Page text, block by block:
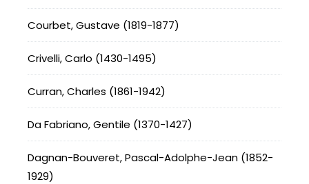
Courbet, Gustave (1819-1877)
Crivelli, Carlo (1430-1495)
Curran, Charles (1861-1942)
Da Fabriano, Gentile (1370-1427)
Dagnan-Bouveret, Pascal-Adolphe-Jean (1852-
1929)